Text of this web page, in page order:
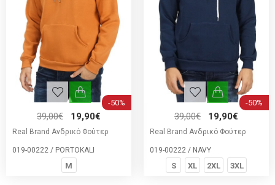
-50%
39,00€ 19,90€
Real Brand Ανδρικό Φούτερ
019-00222 / PORTOKALI
M
-50%
39,00€ 19,90€
Real Brand Ανδρικό Φούτερ
019-00222 / NAVY
S XL 2XL 3XL